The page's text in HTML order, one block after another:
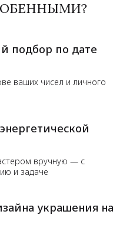
подбор по дате
ваших чисел и личного
вручную — с
и задаче
украшения на